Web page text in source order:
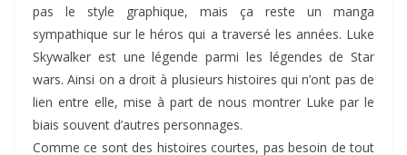
pas le style graphique, mais ça reste un manga
sympathique sur le héros qui a traversé les années. Luke
Skywalker est une légende parmi les légendes de Star
wars. Ainsi on a droit à plusieurs histoires qui n’ont pas de
lien entre elle, mise à part de nous montrer Luke par le
biais souvent d’autres personnages.
Comme ce sont des histoires courtes, pas besoin de tout